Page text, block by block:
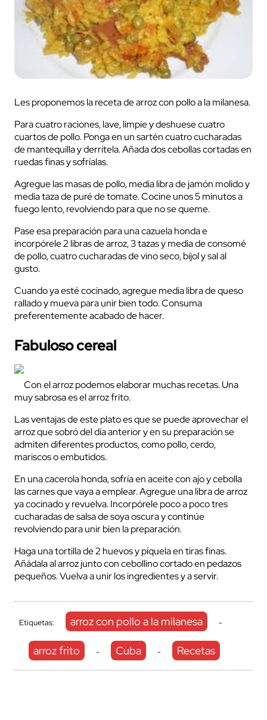
Les proponemos la receta de arroz con pollo a la milanesa.
Para cuatro raciones, lave, limpie y deshuese cuatro
cuartos de pollo. Ponga en un sartén cuatro cucharadas
de mantequilla y derrítela. Añada dos cebollas cortadas en
ruedas finas y sofríalas.
Agregue las masas de pollo, media libra de jamón molido y
media taza de puré de tomate. Cocine unos 5 minutos a
fuego lento, revolviendo para que no se queme.
Pase esa preparación para una cazuela honda e
incorpórele 2 libras de arroz, 3 tazas y media de consomé
de pollo, cuatro cucharadas de vino seco, bijol y sal al
gusto.
Cuando ya esté cocinado, agregue media libra de queso
rallado y mueva para unir bien todo. Consuma
preferentemente acabado de hacer.
Fabuloso cereal
Con el arroz podemos elaborar muchas recetas. Una
muy sabrosa es el arroz frito.
Las ventajas de este plato es que se puede aprovechar el
arroz que sobró del día anterior y en su preparación se
admiten diferentes productos, como pollo, cerdo,
mariscos o embutidos.
En una cacerola honda, sofría en aceite con ajo y cebolla
las carnes que vaya a emplear. Agregue una libra de arroz
ya cocinado y revuelva. Incorpórele poco a poco tres
cucharadas de salsa de soya oscura y continúe
revolviendo para unir bien la preparación.
Haga una tortilla de 2 huevos y píquela en tiras finas.
Añádala al arroz junto con cebollino cortado en pedazos
pequeños. Vuelva a unir los ingredientes y a servir.
Etiquetas: arroz con pollo a la milanesa -
arroz frito - Cuba - Recetas